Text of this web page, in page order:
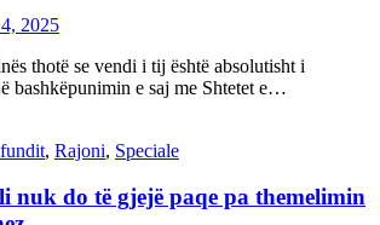
2025
thotë se vendi i tij është absolutisht i
bashkëpunimin e saj me Shtetet e…
, Rajoni, Speciale
nuk do të gjejë paqe pa themelimin